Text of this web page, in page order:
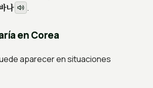
나 .
en Corea
aparecer en situaciones